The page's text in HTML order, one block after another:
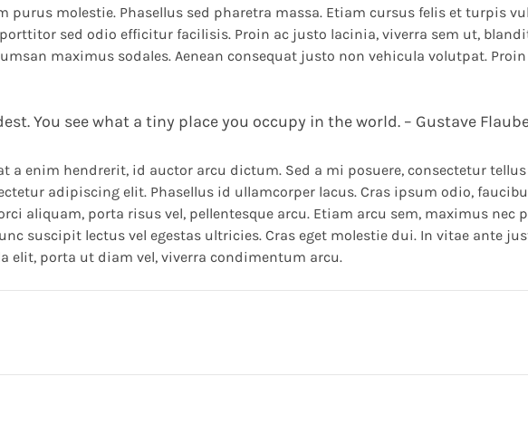
purus molestie. Phasellus sed pharetra massa. Etiam cursus felis et turpis
sed odio efficitur facilisis. Proin ac justo lacinia, viverra sem ut,
maximus sodales. Aenean consequat justo non vehicula volutpat.
You see what a tiny place you occupy in the world. – Gustave
a enim hendrerit, id auctor arcu dictum. Sed a mi posuere, consectetur tellus
adipiscing elit. Phasellus id ullamcorper lacus. Cras ipsum odio,
aliquam, porta risus vel, pellentesque arcu. Etiam arcu sem, maximus nec
suscipit lectus vel egestas ultricies. Cras eget molestie dui. In vitae ante
elit, porta ut diam vel, viverra condimentum arcu.